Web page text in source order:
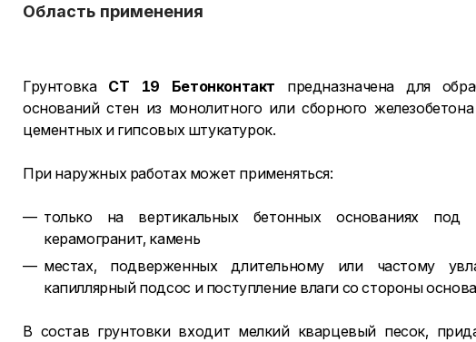
Область применения
Грунтовка CT 19 Бетонконтакт предназначена для
оснований стен из монолитного или сборного
цементных и гипсовых штукатурок.
При наружных работах может применяться:
только на вертикальных бетонных основаниях под
керамогранит, камень
местах, подверженных длительному или частому
капиллярный подсос и поступление влаги со стороны
В состав грунтовки входит мелкий кварцевый песок,